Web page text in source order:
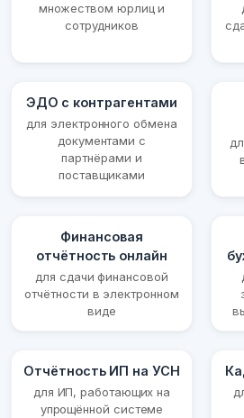
множеством юрлиц и
сотрудников
ЭДО с контрагентами
для электронного обмена
документами с
партнёрами и
поставщиками
Финансовая
отчётность онлайн
для сдачи финансовой
отчётности в электронном
виде
Отчётность ИП на УСН
для ИП, работающих на
упрощённой системе